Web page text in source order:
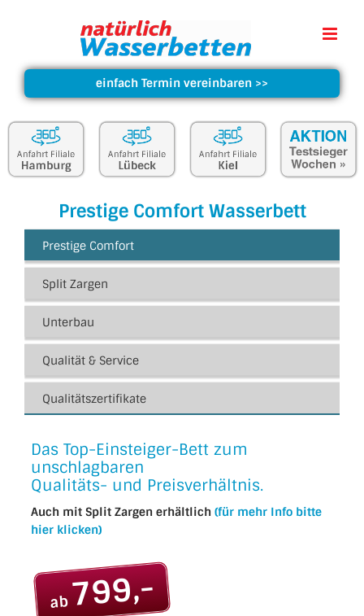
einfach Termin vereinbaren >>
Prestige Comfort Wasserbett
Prestige Comfort
Split Zargen
Unterbau
Qualität & Service
Qualitätszertifikate
Das Top-Einsteiger-Bett zum
unschlagbaren
Qualitäts- und Preis­verhältnis.
Auch mit Split Zargen erhältlich (für mehr Info bitte
hier klicken)
ab799,-